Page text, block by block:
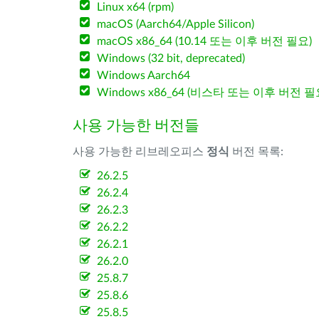
Linux x64 (rpm)
macOS (Aarch64/Apple Silicon)
macOS x86_64 (10.14 또는 이후 버전 필요)
Windows (32 bit, deprecated)
Windows Aarch64
Windows x86_64 (비스타 또는 이후 버전 필
사용 가능한 버전들
사용 가능한 리브레오피스 정식 버전 목록:
26.2.5
26.2.4
26.2.3
26.2.2
26.2.1
26.2.0
25.8.7
25.8.6
25.8.5